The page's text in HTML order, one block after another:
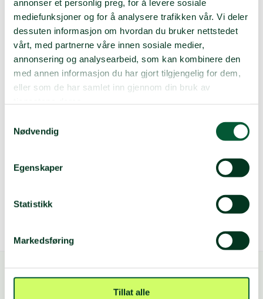
annonser et personlig preg, for å levere sosiale
mediefunksjoner og for å analysere trafikken vår. Vi deler
dessuten informasjon om hvordan du bruker nettstedet
vårt, med partnerne våre innen sosiale medier,
annonsering og analysearbeid, som kan kombinere den
med annen informasjon du har gjort tilgjengelig for dem,
eller som de har samlet inn gjennom din bruk av
Nødvendig
Egenskaper
Statistikk
Markedsføring
Tillat alle
av lokallagene.
Praktisk info:
Samlingen varer fra fredag kveld til søndag etter lunsj.
Programmet for samlingen vil bli sendt til alle som er
påmeldt.
Samlingen er gratis å være med på. Det blir praktisert
reisefordeling. Vi har satt en begrensning på 2
Påmeldingen er nå stengt. Ved spørsmål om
voksenledersamlingen, ta kontakt med Julia